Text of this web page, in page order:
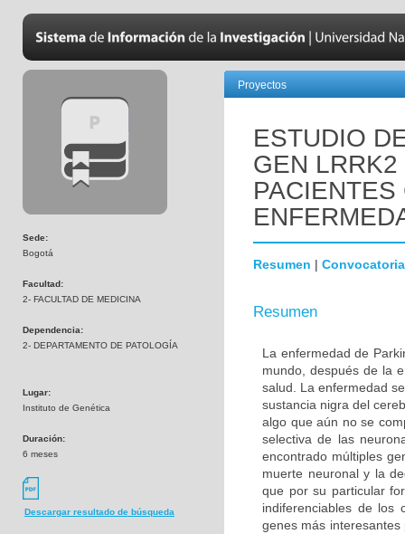
Sede:
Bogotá
Facultad:
2- FACULTAD DE MEDICINA
Dependencia:
2- DEPARTAMENTO DE PATOLOGÍA
Lugar:
Instituto de Genética
Duración:
6 meses
Descargar resultado de búsqueda
Proyectos
ESTUDIO
GEN LRRK2
Resumen | Convocatoria
Resumen
La enfermedad de
mundo, después de la
salud. La enfermedad
sustancia nigra del
algo que aún no se
selectiva de las
encontrado múltiples
muerte neuronal y la
que por su particular
indiferenciables de los
genes más